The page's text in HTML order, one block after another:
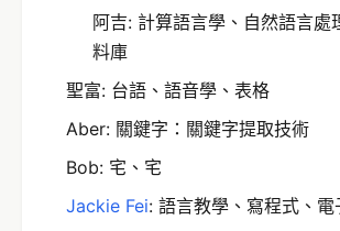
阿吉: 計算語言學、自然語言處
料庫
聖富: 台語、語音學、表格
Aber: 關鍵字：關鍵字提取技術
Bob: 宅、宅
Jackie Fei: 語言教學、寫程式、電